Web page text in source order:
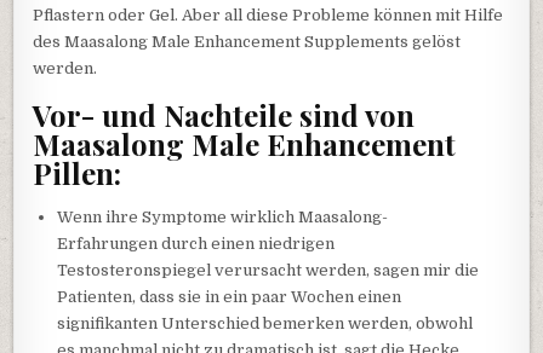
Pflastern oder Gel. Aber all diese Probleme können mit Hilfe
des Maasalong Male Enhancement Supplements gelöst
werden.
Vor- und Nachteile sind von
Maasalong Male Enhancement
Pillen:
Wenn ihre Symptome wirklich Maasalong-
Erfahrungen durch einen niedrigen
Testosteronspiegel verursacht werden, sagen mir die
Patienten, dass sie in ein paar Wochen einen
signifikanten Unterschied bemerken werden, obwohl